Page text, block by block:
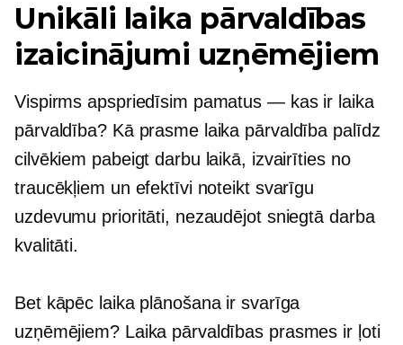
Unikāli laika pārvaldības
izaicinājumi uzņēmējiem
Vispirms apspriedīsim pamatus — kas ir laika
pārvaldība? Kā prasme laika pārvaldība palīdz
cilvēkiem pabeigt darbu laikā, izvairīties no
traucēkļiem un efektīvi noteikt svarīgu
uzdevumu prioritāti, nezaudējot sniegtā darba
kvalitāti.
Bet kāpēc laika plānošana ir svarīga
uzņēmējiem? Laika pārvaldības prasmes ir ļoti